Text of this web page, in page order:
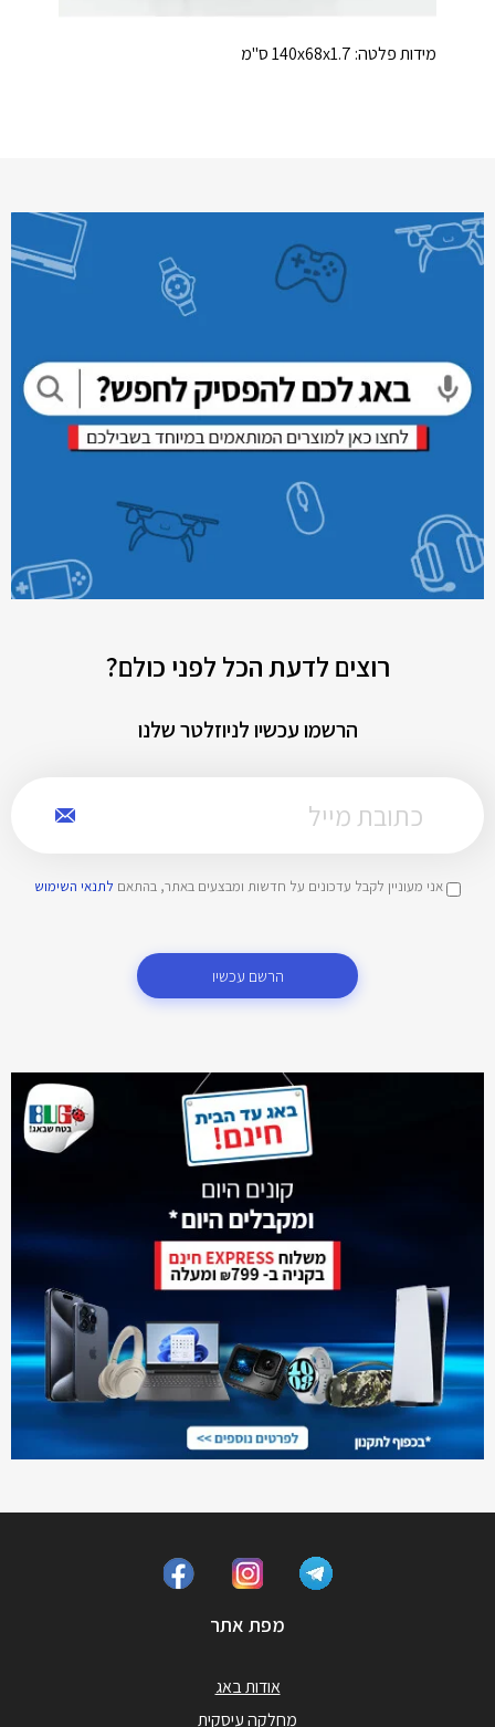
מידות פלטה: 140x68x1.7 ס"מ
רוצים לדעת הכל לפני כולם?
הרשמו עכשיו לניוזלטר שלנו
אני מעוניין לקבל עדכונים על חדשות ומבצעים באתר, בהתאם לתנאי השימוש
הרשם עכשיו
מפת אתר
אודות באג
מחלקה עיסקית